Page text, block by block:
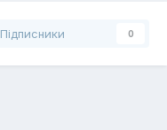
Підписники 0